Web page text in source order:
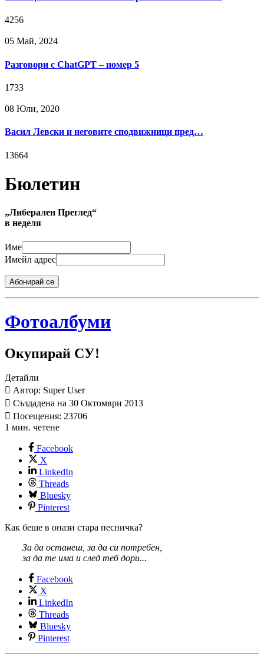
4256
05 Май, 2024
Разговори с ChatGPT – номер 5
1733
08 Юли, 2020
Васил Левски и неговите сподвижници пред…
13664
Бюлетин
„Либерален Преглед“
в неделя
Име
Имейл адрес
Абонирай се
Фотоалбуми
Окупирай СУ!
Детайли
Автор: Super User
Създадена на 30 Октомври 2013
Посещения: 23706
1 мин. четене
Facebook
X
LinkedIn
Threads
Bluesky
Pinterest
Как беше в онази стара песничка?
За да останеш, за да си потребен,
за да те има и след теб дори...
Facebook
X
LinkedIn
Threads
Bluesky
Pinterest